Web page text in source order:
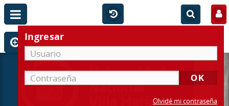
Ingresar
Olvidé mi contraseña